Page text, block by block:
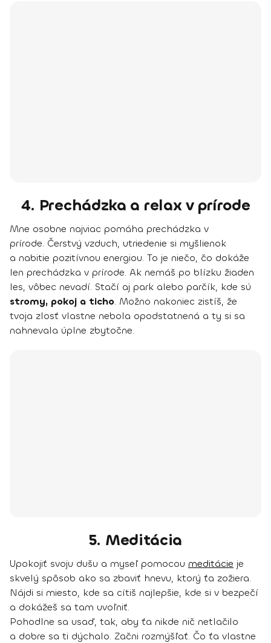
4. Prechádzka a relax v prírode
Mne osobne najviac pomáha prechádzka v
prírode. Čerstvý vzduch, utriedenie si myšlienok
a nabitie pozitívnou energiou. To je niečo, čo dokáže
len prechádzka v prírode. Ak nemáš po blízku žiaden
les, vôbec nevadí. Stačí aj park alebo parčík, kde sú
stromy, pokoj a ticho. Možno nakoniec zistíš, že
tvoja zlosť vlastne nebola opodstatnená a ty si sa
nahnevala úplne zbytočne.
5. Meditácia
Upokojiť svoju dušu a myseľ pomocou meditácie je
skvelý spôsob ako sa zbaviť hnevu, ktorý ťa zožiera.
Nájdi si miesto, kde sa cítiš najlepšie, kde si v bezpečí
a dokážeš sa tam uvoľniť.
Pohodlne sa usaď, tak, aby ťa nikde nič netlačilo
a dobre sa ti dýchalo. Začni rozmýšľať. Čo ťa vlastne